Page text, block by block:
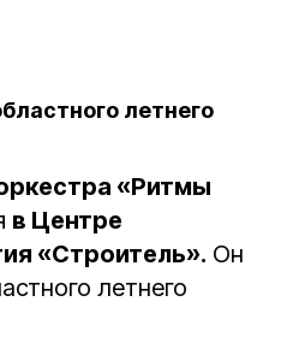
летнего
«Ритмы
в Центре
«Строитель». Он
летнего